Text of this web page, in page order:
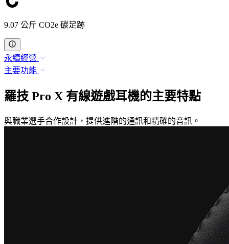
9.07 公斤 CO2e 碳足跡
永續經營
主要功能
羅技 Pro X 有線遊戲耳機的主要特點
與職業選手合作設計，提供進階的通訊和精確的音訊。